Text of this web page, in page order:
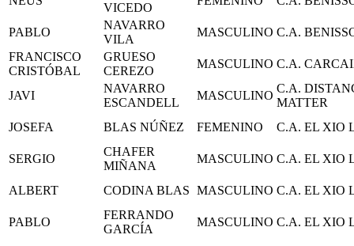
VICEDO
PABLO
NAVARRO
VILA
MASCULINO C.A.
FRANCISCO
CRISTÓBAL
GRUESO
CEREZO
MASCULINO C.A.
JAVI
NAVARRO
ESCANDELL
MASCULINO
C.A.
MATTER
JOSEFA
BLAS NÚÑEZ FEMENINO C.A. EL XIO
SERGIO
CHAFER
MIÑANA
MASCULINO C.A. EL XIO
ALBERT CODINA BLAS MASCULINO C.A. EL XIO
PABLO
FERRANDO
GARCÍA
MASCULINO C.A. EL XIO